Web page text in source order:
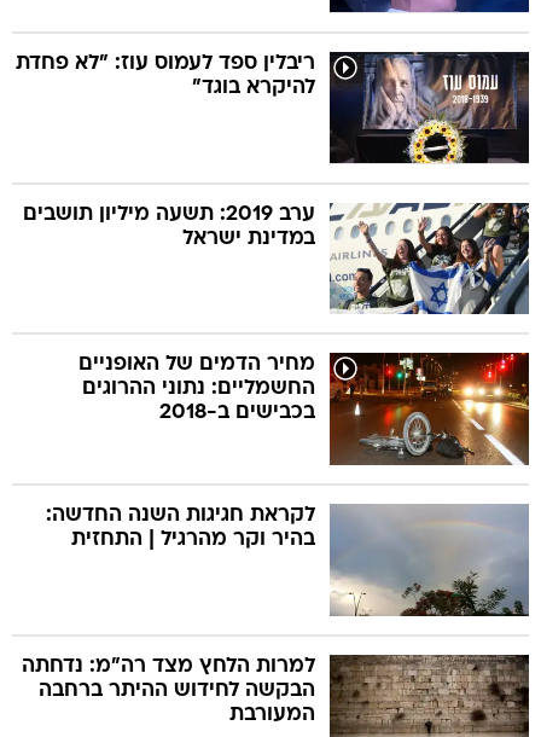
ריבלין ספד לעמוס עוז: "לא פחדת
להיקרא בוגד"
ערב 2019: תשעה מיליון תושבים
במדינת ישראל
מחיר הדמים של האופניים
החשמליים: נתוני ההרוגים
בכבישים ב-2018
לקראת חגיגות השנה החדשה:
בהיר וקר מהרגיל | התחזית
למרות הלחץ מצד רה"מ: נדחתה
הבקשה לחידוש ההיתר ברחבה
המעורבת